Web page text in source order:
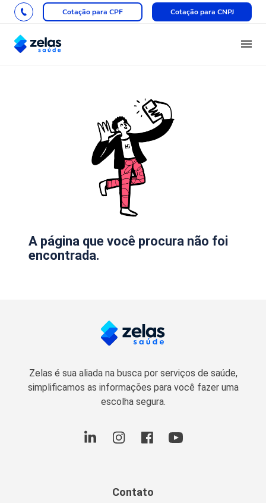
Cotação para CPF Cotação para CNPJ
A página que você procura não foi
encontrada.
Zelas é sua aliada na busca por serviços de saúde,
simplificamos as informações para você fazer uma
escolha segura.
Contato